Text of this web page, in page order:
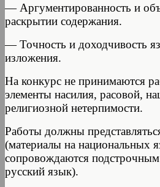
— Аргументированность и
раскрытии содержания.
— Точность и доходчивость
изложения.
На конкурс не принимаются
элементы насилия, расовой,
религиозной нетерпимости.
Работы должны
(материалы на национальных
сопровождаются
русский язык).